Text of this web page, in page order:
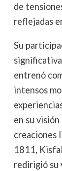
de
reflejadas
Su
entrenó
intensos
en su
creaciones
1811,
redirigió su